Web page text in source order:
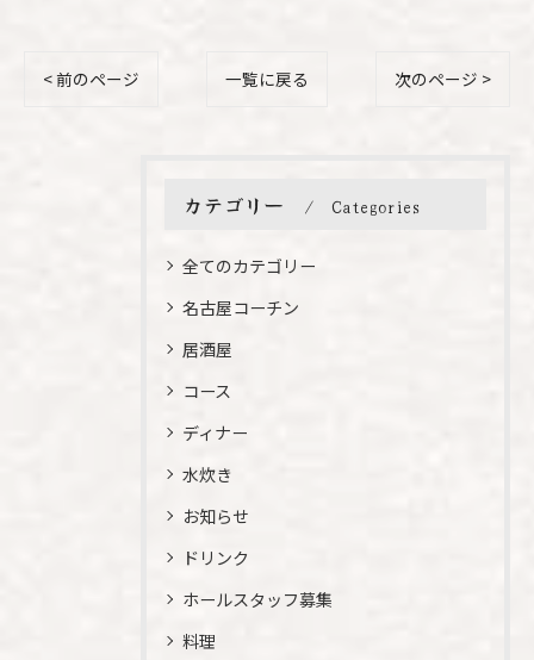
< 前のページ 一覧に戻る 次のページ >
カテゴリー Categories
全てのカテゴリー
名古屋コーチン
居酒屋
コース
ディナー
水炊き
お知らせ
ドリンク
ホールスタッフ募集
料理